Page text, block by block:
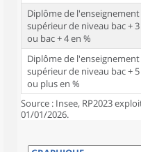
Diplôme de l'enseignement
supérieur de niveau bac + 3
ou bac + 4 en %
Diplôme de l'enseignement
supérieur de niveau bac + 5
ou plus en %
Source : Insee, RP2023
01/01/2026.